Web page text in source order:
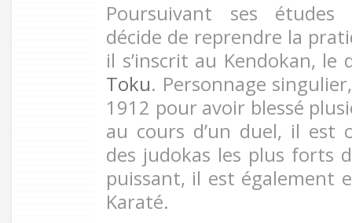
Poursuivant ses études
décide de reprendre la
il s’inscrit au Kendokan,
Toku. Personnage
1912 pour avoir blessé
au cours d’un duel, il est
des judokas les plus forts
puissant, il est également
Karaté.